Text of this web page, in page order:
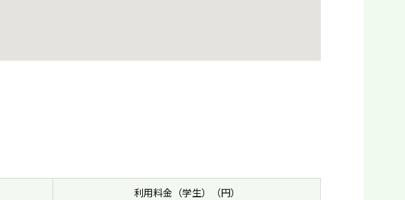
利用料金（学生）（円）